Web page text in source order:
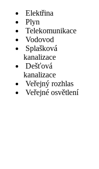
Elektřina
Plyn
Telekomunikace
Vodovod
Splašková
kanalizace
Dešťová
kanalizace
Veřejný rozhlas
Veřejné osvětlení